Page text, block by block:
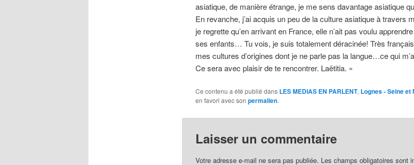
asiatique, de manière étrange, je me sens davantage asiatique
En revanche, j’ai acquis un peu de la culture asiatique à travers
je regrette qu’en arrivant en France, elle n’ait pas voulu
ses enfants… Tu vois, je suis totalement déracinée! Très
mes cultures d’origines dont je ne parle pas la langue…ce qui
Ce sera avec plaisir de te rencontrer. Laëtitia. »
Ce contenu a été publié dans LES MEDIAS EN PARLENT, Lognes - Seine et
en favori avec son permalien.
Laisser un commentaire
Votre adresse e-mail ne sera pas publiée. Les champs obligatoires sont